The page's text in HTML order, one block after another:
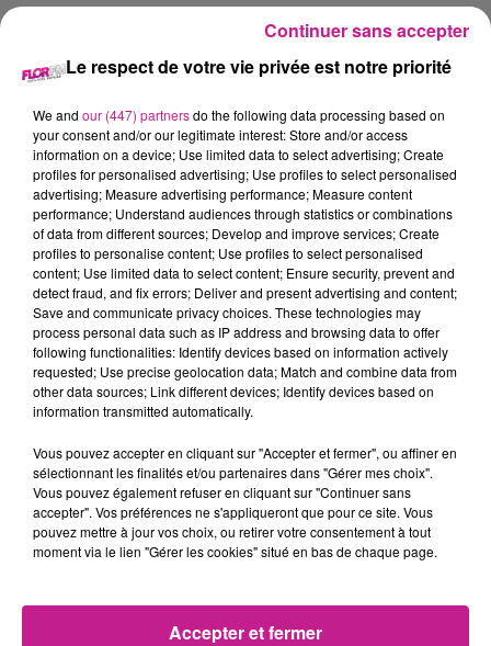
comprend Ricardo Scamarcio, Al Pacino et Pierre Niney.
L'information, diffusée par le média américain Deadline, a
été confirmée par Pierre Niney sur son compte Instagram et
la fois".
TITRES DIFFUSÉS Voir plus
7h35
7h35
SLIMANE
Premiere Fois
7h31
7h31
SHAKIRA FEAT. BURNA
BOY
Dai Dai
7h27
7h27
FALL OUT BOY
This Ain't A Scene, It's
7h23
7h23
ANGELE
7h20
7h20
BEBE REXHA
New Religion
7h14
7h14
TAYC
Le respect de votre vie privée est notre priorité
We and our (447) partnersdo the following data processing based on
your consent and/or our legitimate interest: Store and/or access
information on a device; Use limited data to select advertising; Create
profiles for personalised advertising; Use profiles to select personalised
advertising; Measure advertising performance; Measure content
performance; Understand audiences through statistics or combinations
of data from different sources; Develop and improve services; Create
profiles to personalise content; Use profiles to select personalised
content; Use limited data to select content; Ensure security, prevent and
detect fraud, and fix errors; Deliver and present advertising and content;
Save and communicate privacy choices. These technologies may
process personal data such as IP address and browsing data to offer
following functionalities: Identify devices based on information actively
requested; Use precise geolocation data; Match and combine data from
other data sources; Link different devices; Identify devices based on
information transmitted automatically.
Vous pouvez accepter en cliquant sur "Accepter et fermer", ou affiner en
sélectionnant les finalités et/ou partenaires dans "Gérer mes choix".
Vous pouvez également refuser en cliquant sur "Continuer sans
accepter". Vos préférences ne s'appliqueront que pour ce site. Vous
pouvez mettre à jour vos choix, ou retirer votre consentement à tout
moment via le lien "Gérer les cookies" situé en bas de chaque page.
Accepter et fermer
Continuer sans accepter